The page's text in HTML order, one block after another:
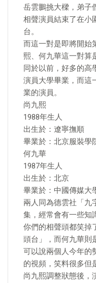
岳雲鵬挑大樑，弟子
相聲演員結束了在小
台。
而這一對是即將開始
熙、何九華這一對算
同於以前，好多的高
演員大學畢業，而這
業的演員。
尚九熙
1988年生人
出生於：遼寧撫順
畢業於：北京服裝學
何九華
1987年生人
出生於：北京
畢業於：中國傳媒大
兩人同為德雲社「九
集，經常會有一些知
你們的相聲頭都笑掉
頭台」，而何九華則
可以說兩個人今年的
的視頻，笑料很多但
尚九熙調整狀態後，